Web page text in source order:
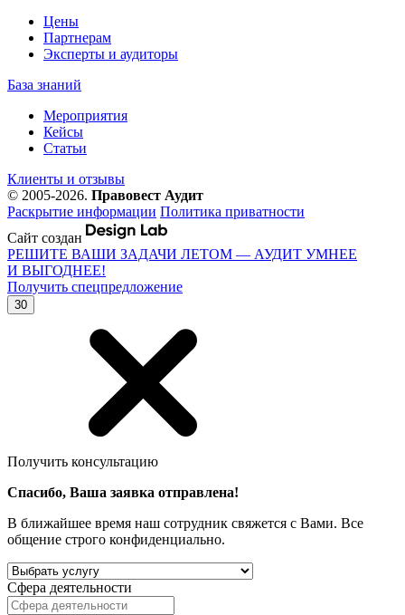
Цены
Партнерам
Эксперты и аудиторы
База знаний
Мероприятия
Кейсы
Статьи
Клиенты и отзывы
© 2005-2026. Правовест Аудит
Раскрытие информации Политика приватности
Сайт создан
РЕШИТЕ ВАШИ ЗАДАЧИ ЛЕТОМ — АУДИТ УМНЕЕ
И ВЫГОДНЕЕ!
Получить спецпредложение
30
Получить консультацию
Спасибо, Ваша заявка отправлена!
В ближайшее время наш сотрудник свяжется с Вами. Все
общение строго конфиденциально.
Сфера деятельности